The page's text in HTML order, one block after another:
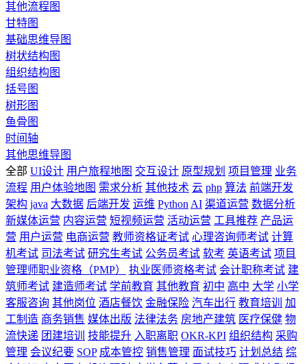
其他流程图
甘特图
基础思维导图
树状结构图
组织结构图
括号图
树形图
鱼骨图
时间轴
其他思维导图
全部 UI设计 用户旅程地图 交互设计 原型规划 项目管理 业务
流程 用户体验地图 需求分析 其他技术 云 php 算法 前端开发
架构 java 大数据 后端开发 运维 Python AI 渠道运营 数据分析
新媒体运营 内容运营 短视频运营 活动运营 工具推荐 产品运
营 用户运营 电商运营 教师资格证考试 心理咨询师考试 计算
机考试 司法考试 研究生考试 公务员考试 软考 英语考试 项目
管理师职业资格（PMP）
执业医师资格考试 会计职称考试 建
筑师考试 建造师考试 学前教育 其他教育 初中 高中 大学 小学
客服咨询 其他岗位 酒店餐饮 金融保险 汽车出行 教育培训
加
工制造 商务销售 媒体出版 法律法务 房地产建筑 医疗保健 物
流快递 团建培训 技能提升 入职离职 OKR-KPI 组织结构 采购
管理 会议纪要 SOP 成本管控 销售管理 面试技巧 计划总结 综